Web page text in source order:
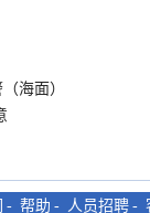
海面）
- 帮助 - 人员招聘 -